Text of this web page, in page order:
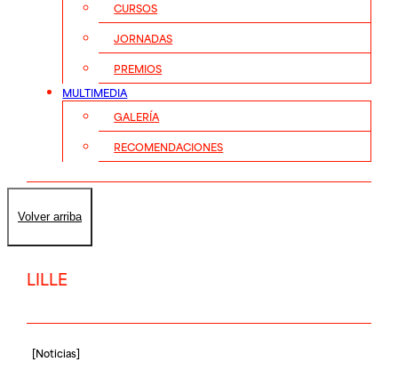
CURSOS
JORNADAS
PREMIOS
MULTIMEDIA
GALERÍA
RECOMENDACIONES
Volver arriba
LILLE
[Noticias]